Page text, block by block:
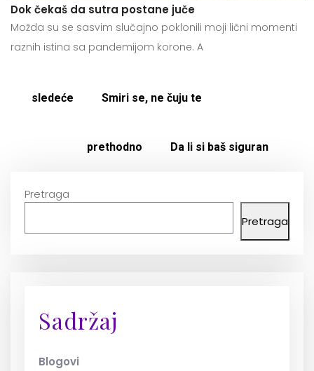
Dok čekaš da sutra postane juče
Možda su se sasvim slučajno poklonili moji lični momenti
raznih istina sa pandemijom korone. A
sledeće Smiri se, ne čuju te
prethodno Da li si baš siguran
Pretraga
Pretraga
Sadržaj
Blogovi